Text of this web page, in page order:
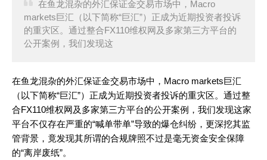
在鱼龙混杂的外汇保证金交易市场中，Macro
markets巨汇（以下简称“巨汇”）正成为近期投资者投诉
的重灾区。通过整合FX110维权网及多家第三方平台的
公开案例，我们发现这
在鱼龙混杂的外汇保证金交易市场中，Macro markets巨汇
（以下简称“巨汇”）正成为近期投资者投诉的重灾区。通过整
合FX110维权网及多家第三方平台的公开案例，我们发现这家
平台不仅存在严重的“喊单带单”导致的爆仓纠纷，更深挖其监
管背景，竟发现其所谓的合规牌照不过是毫无资金安全保障
的“离岸废纸”。